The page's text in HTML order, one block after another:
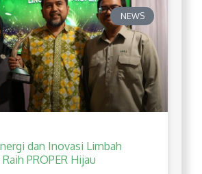
NEWS
dan Inovasi Limbah
PROPER Hijau